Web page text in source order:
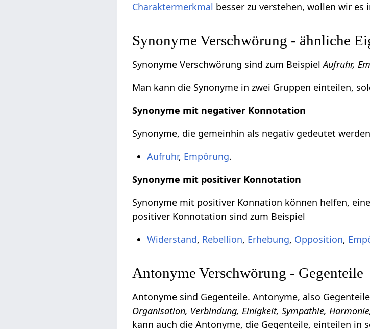
Charaktermerkmal besser zu verstehen, wollen wir
Synonyme Verschwörung - ähnliche
Synonyme Verschwörung sind zum BeispielAufruhr,
Man kann die Synonyme in zwei Gruppen einteilen,
Synonyme mit negativer Konnotation
Synonyme, die gemeinhin als negativ gedeutet
Aufruhr, Empörung.
Synonyme mit positiver Konnotation
Synonyme mit positiver Konnation können helfen,
positiver Konnotation sind zum Beispiel
Widerstand, Rebellion, Erhebung, Opposition,
Antonyme Verschwörung - Gegenteile
Antonyme sind Gegenteile. Antonyme, also
Organisation, Verbindung, Einigkeit, Sympathie,
kann auch die Antonyme, die Gegenteile, einteilen